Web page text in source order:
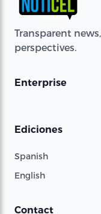
Transparent
perspectives.
Enterprise
Ediciones
Spanish
English
Contact